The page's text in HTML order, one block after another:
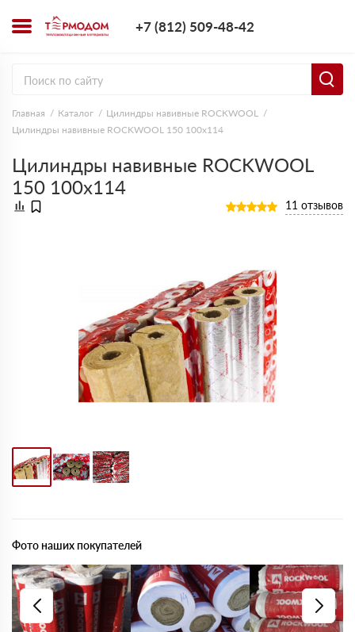
+7 (812) 509-48-42
Главная Каталог
Цилиндры навивные ROCKWOOL
Цилиндры навивные ROCKWOOL 150 100х114
Цилиндры навивные ROCKWOOL
150 100х114
11 отзывов
Фото наших покупателей